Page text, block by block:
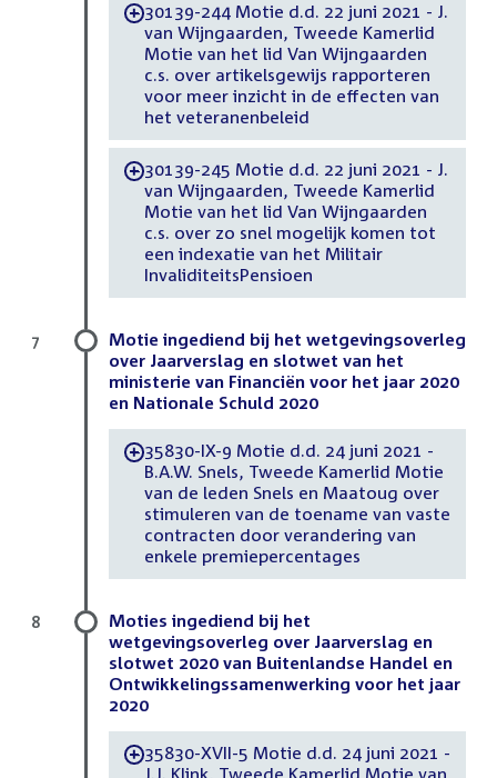
-30139-244 Motie d.d. 22 juni 2021 - J.
van Wijngaarden, Tweede Kamerlid
Motie van het lid Van Wijngaarden
c.s. over artikelsgewijs rapporteren
voor meer inzicht in de effecten van
het veteranenbeleid
-30139-245 Motie d.d. 22 juni 2021 - J.
van Wijngaarden, Tweede Kamerlid
Motie van het lid Van Wijngaarden
c.s. over zo snel mogelijk komen tot
een indexatie van het Militair
InvaliditeitsPensioen
Motie ingediend bij het wetgevingsoverleg
over Jaarverslag en slotwet van het
ministerie van Financiën voor het jaar 2020
en Nationale Schuld 2020
-35830-IX-9 Motie d.d. 24 juni 2021 -
B.A.W. Snels, Tweede Kamerlid Motie
van de leden Snels en Maatoug over
stimuleren van de toename van vaste
contracten door verandering van
enkele premiepercentages
7
Moties ingediend bij het
wetgevingsoverleg over Jaarverslag en
slotwet 2020 van Buitenlandse Handel en
Ontwikkelingssamenwerking voor het jaar
2020
-35830-XVII-5 Motie d.d. 24 juni 2021 -
8